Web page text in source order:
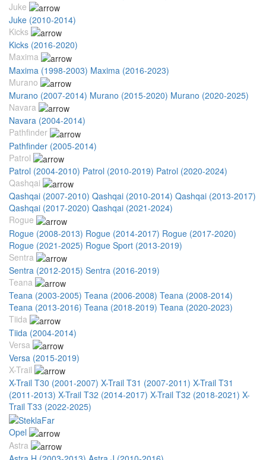
Juke
Juke (2010-2014)
Kicks
Kicks (2016-2020)
Maxima
Maxima (1998-2003) Maxima (2016-2023)
Murano
Murano (2007-2014) Murano (2015-2020) Murano (2020-2025)
Navara
Navara (2004-2014)
Pathfinder
Pathfinder (2005-2014)
Patrol
Patrol (2004-2010) Patrol (2010-2019) Patrol (2020-2024)
Qashqai
Qashqai (2007-2010) Qashqai (2010-2014) Qashqai (2013-2017)
Qashqai (2017-2020) Qashqai (2021-2024)
Rogue
Rogue (2008-2013) Rogue (2014-2017) Rogue (2017-2020)
Rogue (2021-2025) Rogue Sport (2013-2019)
Sentra
Sentra (2012-2015) Sentra (2016-2019)
Teana
Teana (2003-2005) Teana (2006-2008) Teana (2008-2014)
Teana (2013-2016) Teana (2018-2019) Teana (2020-2023)
Tiida
Tiida (2004-2014)
Versa
Versa (2015-2019)
X-Trail
X-Trail T30 (2001-2007) X-Trail T31 (2007-2011) X-Trail T31
(2011-2013) X-Trail T32 (2014-2017) X-Trail T32 (2018-2021) X-
Trail T33 (2022-2025)
Opel
Astra